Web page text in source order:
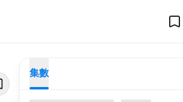
集數